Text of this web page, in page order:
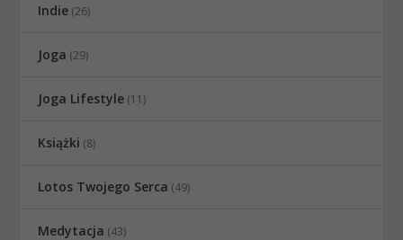
Indie (26)
Joga (29)
Joga Lifestyle (11)
Książki (8)
Lotos Twojego Serca (49)
Medytacja (43)